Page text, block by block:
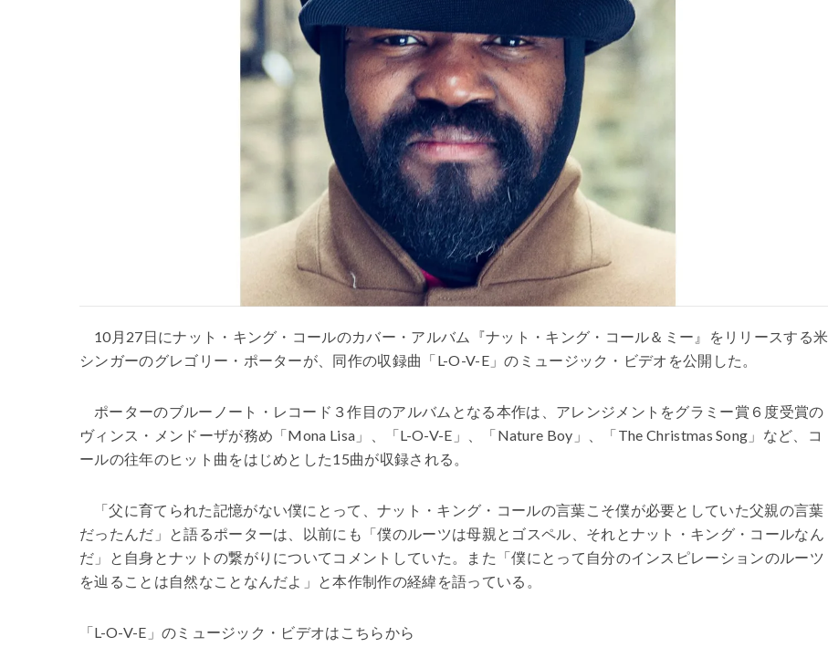
10月27日にナット・キング・コールのカバー・アルバム『ナット・キング・コール＆ミー』をリリースする米
シンガーのグレゴリー・ポーターが、同作の収録曲「L-O-V-E」のミュージック・ビデオを公開した。
ポーターのブルーノート・レコード３作目のアルバムとなる本作は、アレンジメントをグラミー賞６度受賞の
ヴィンス・メンドーザが務め「Mona Lisa」、「L-O-V-E」、「Nature Boy」、「The Christmas Song」など、コ
ールの往年のヒット曲をはじめとした15曲が収録される。
「父に育てられた記憶がない僕にとって、ナット・キング・コールの言葉こそ僕が必要としていた父親の言葉
だったんだ」と語るポーターは、以前にも「僕のルーツは母親とゴスペル、それとナット・キング・コールなん
だ」と自身とナットの繋がりについてコメントしていた。また「僕にとって自分のインスピレーションのルーツ
を辿ることは自然なことなんだよ」と本作制作の経緯を語っている。
「L-O-V-E」のミュージック・ビデオはこちらから